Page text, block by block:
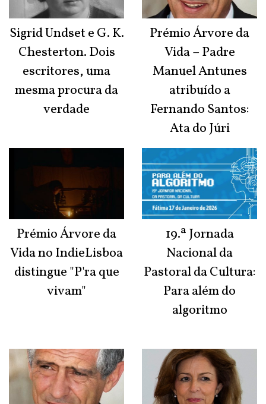
Sigrid Undset e G. K.
Chesterton. Dois
escritores, uma
mesma procura da
verdade
Prémio Árvore da
Vida no IndieLisboa
distingue "P'ra que
vivam"
Prémio Árvore da
Vida – Padre
Manuel Antunes
atribuído a
Fernando Santos:
Ata do Júri
19.ª Jornada
Nacional da
Pastoral da Cultura:
Para além do
algoritmo